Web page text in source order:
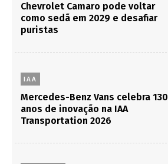
Chevrolet Camaro pode voltar
como sedã em 2029 e desafiar
puristas
IAA
Mercedes-Benz Vans celebra 130
anos de inovação na IAA
Transportation 2026